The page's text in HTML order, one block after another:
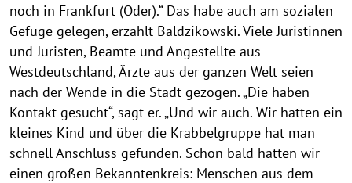
noch in Frankfurt (Oder).“ Das habe auch am sozialen
Gefüge gelegen, erzählt Baldzikowski. Viele Juristinnen
und Juristen, Beamte und Angestellte aus
Westdeutschland, Ärzte aus der ganzen Welt seien
nach der Wende in die Stadt gezogen. „Die haben
Kontakt gesucht“, sagt er. „Und wir auch. Wir hatten ein
kleines Kind und über die Krabbelgruppe hat man
schnell Anschluss gefunden. Schon bald hatten wir
einen großen Bekanntenkreis: Menschen aus dem